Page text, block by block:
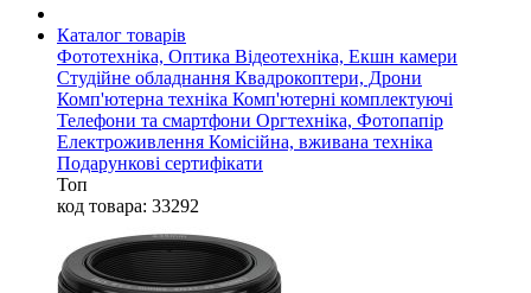
Каталог товарів
Фототехніка, Оптика Відеотехніка, Екшн камери
Студійне обладнання Квадрокоптери, Дрони
Комп'ютерна техніка Комп'ютерні комплектуючі
Телефони та смартфони Оргтехніка, Фотопапір
Електроживлення Комісійна, вживана техніка
Подарункові сертифікати
Топ
код товара: 33292